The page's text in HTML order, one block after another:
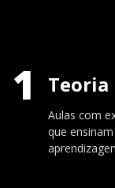
1 Teoria
Aulas com
que